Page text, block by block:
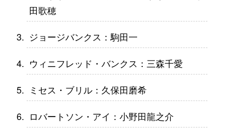
田歌穂
ジョージバンクス：駒田一
ウィニフレッド・バンクス：三森千愛
ミセス・ブリル：久保田磨希
ロバートソン・アイ：小野田龍之介